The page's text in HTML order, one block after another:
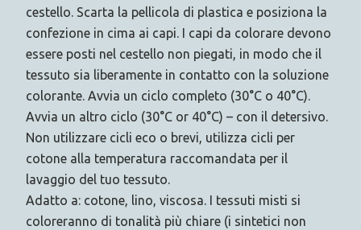
cestello. Scarta la pellicola di plastica e posiziona la
confezione in cima ai capi. I capi da colorare devono
essere posti nel cestello non piegati, in modo che il
tessuto sia liberamente in contatto con la soluzione
colorante. Avvia un ciclo completo (30°C o 40°C).
Avvia un altro ciclo (30°C or 40°C) – con il detersivo.
Non utilizzare cicli eco o brevi, utilizza cicli per
cotone alla temperatura raccomandata per il
lavaggio del tuo tessuto.
Adatto a: cotone, lino, viscosa. I tessuti misti si
coloreranno di tonalità più chiare (i sintetici non